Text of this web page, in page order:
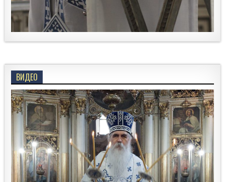
ВИДЕО